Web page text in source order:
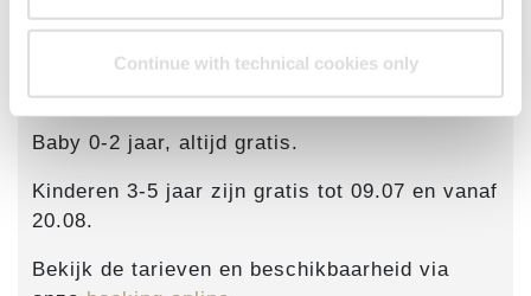
Continue with technical cookies only
Baby 0-2 jaar, altijd gratis.
Kinderen 3-5 jaar zijn gratis tot 09.07 en vanaf
20.08.
Bekijk de tarieven en beschikbaarheid via